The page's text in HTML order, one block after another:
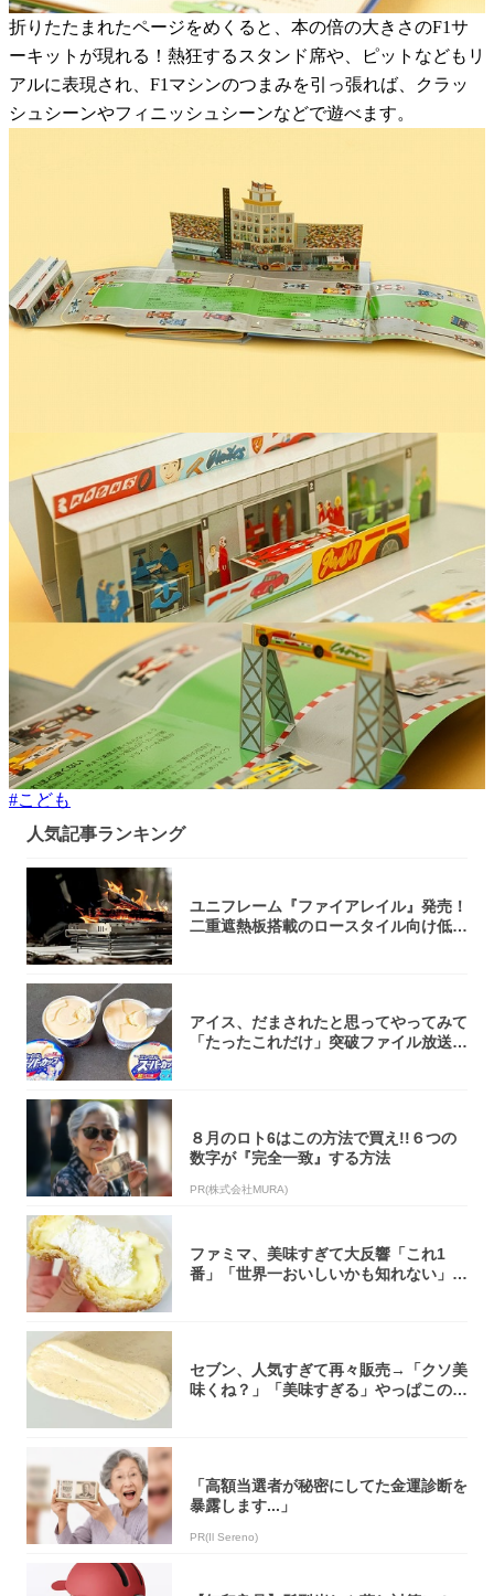
折りたたまれたページをめくると、本の倍の大きさのF1サ
ーキットが現れる！熱狂するスタンド席や、ピットなどもリ
アルに表現され、F1マシンのつまみを引っ張れば、クラッ
シュシーンやフィニッシュシーンなどで遊べます。
#こども
人気記事ランキング
ユニフレーム『ファイアレイル』発売！
二重遮熱板搭載のロースタイル向け低型
アイス、だまされたと思ってやってみて
「たったこれだけ」突破ファイル放送で
８月のロト6はこの方法で買え!!６つの
数字が『完全一致』する方法
PR(株式会社MURA)
ファミマ、美味すぎて大反響「これ1
番」「世界一おいしいかも知れない」
セブン、人気すぎて再々販売→「クソ美
味くね？」「美味すぎる」やっぱこのク
「高額当選者が秘密にしてた金運診断を
暴露します...」
PR(Il Sereno)